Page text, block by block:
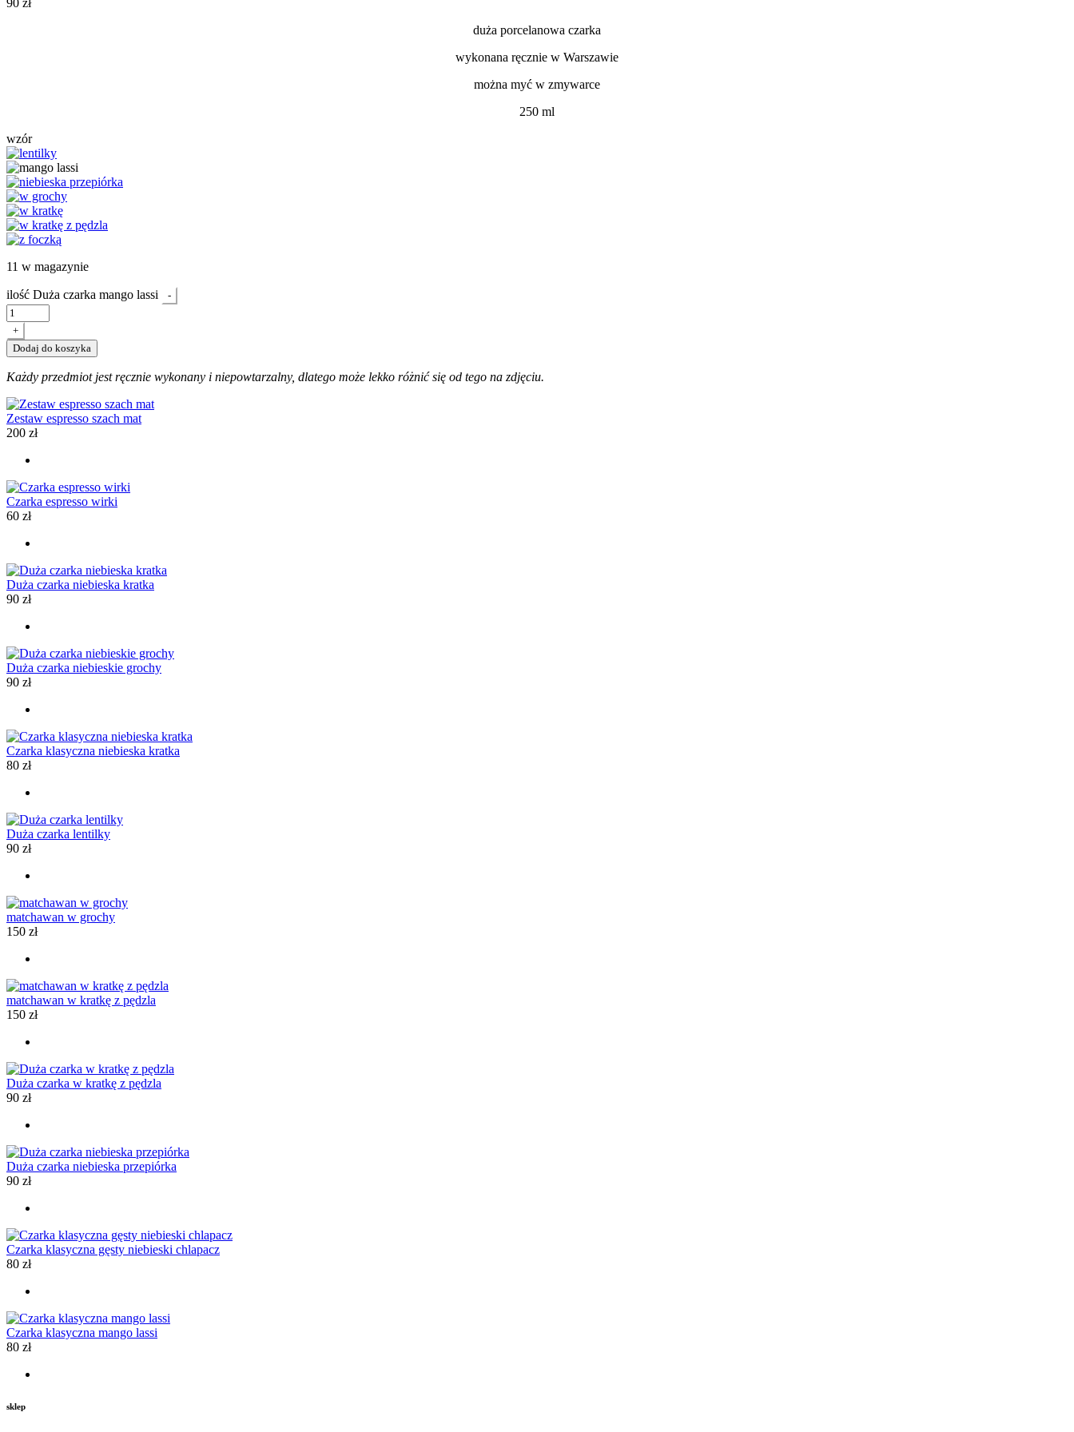
duża porcelanowa czarka
wykonana ręcznie w Warszawie
można myć w zmywarce
250 ml
wzór
11 w magazynie
ilość Duża czarka mango lassi -
+
Dodaj do koszyka
Każdy przedmiot jest ręcznie wykonany i niepowtarzalny, dlatego może lekko różnić się od tego na zdjęciu.
Zestaw espresso szach mat
200 zł
Czarka espresso wirki
60 zł
Duża czarka niebieska kratka
90 zł
Duża czarka niebieskie grochy
90 zł
Czarka klasyczna niebieska kratka
80 zł
Duża czarka lentilky
90 zł
matchawan w grochy
150 zł
matchawan w kratkę z pędzla
150 zł
Duża czarka w kratkę z pędzla
90 zł
Duża czarka niebieska przepiórka
90 zł
Czarka klasyczna gęsty niebieski chlapacz
80 zł
Czarka klasyczna mango lassi
80 zł
sklep